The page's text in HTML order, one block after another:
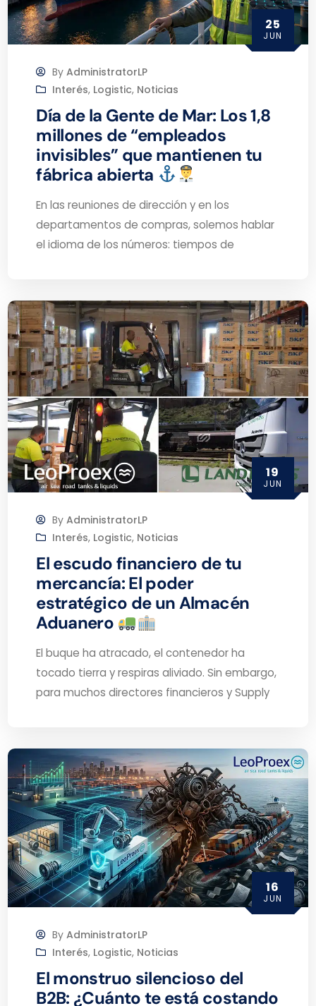
25
JUN
ByAdministratorLP
Interés, Logistic, Noticias
Día de la Gente de Mar: Los 1,8
millones de “empleados
invisibles” que mantienen tu
fábrica abierta
En las reuniones de dirección y en los
departamentos de compras, solemos hablar
el idioma de los números: tiempos de
19
JUN
ByAdministratorLP
Interés, Logistic, Noticias
El escudo financiero de tu
mercancía: El poder
estratégico de un Almacén
Aduanero
El buque ha atracado, el contenedor ha
tocado tierra y respiras aliviado. Sin embargo,
para muchos directores financieros y Supply
16
JUN
ByAdministratorLP
Interés, Logistic, Noticias
El monstruo silencioso del
B2B: ¿Cuánto te está costando